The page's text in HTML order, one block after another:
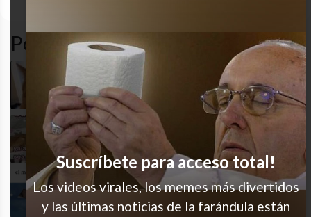
Popular en LVI
Destruida
Así todos los días
Siempre a la madrugada
Suscríbete para acceso total!
Los videos virales, los memes más divertidos
y las últimas noticias de la farándula están